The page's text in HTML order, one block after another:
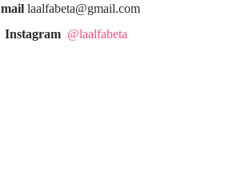
Emaillaalfabeta@gmail.com
Instagram @laalfabeta